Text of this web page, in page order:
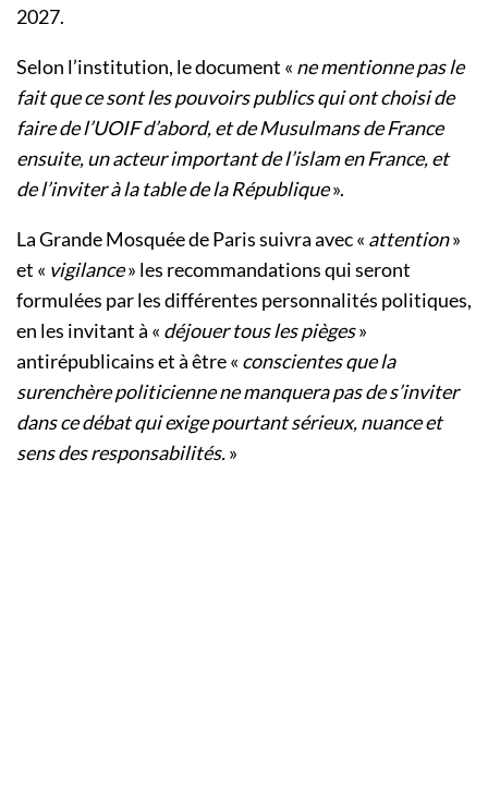
2027.
Selon l’institution, le document « ne mentionne pas le
fait que ce sont les pouvoirs publics qui ont choisi de
faire de l’UOIF d’abord, et de Musulmans de France
ensuite, un acteur important de l’islam en France, et
de l’inviter à la table de la République».
La Grande Mosquée de Paris suivra avec « attention»
et « vigilance» les recommandations qui seront
formulées par les différentes personnalités politiques,
en les invitant à « déjouer tous les pièges»
antirépublicains et à être « conscientes que la
surenchère politicienne ne manquera pas de s’inviter
dans ce débat qui exige pourtant sérieux, nuance et
sens des responsabilités.»